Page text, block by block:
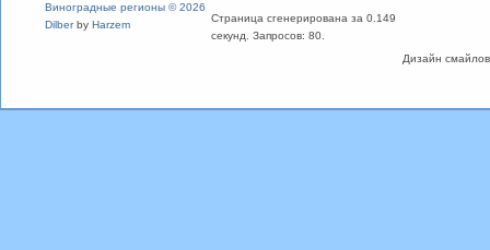
Дизайн
Виноградные регионы © 2026
Dilberby Harzem
Страница сгенерирована за 0.149
секунд. Запросов: 80.